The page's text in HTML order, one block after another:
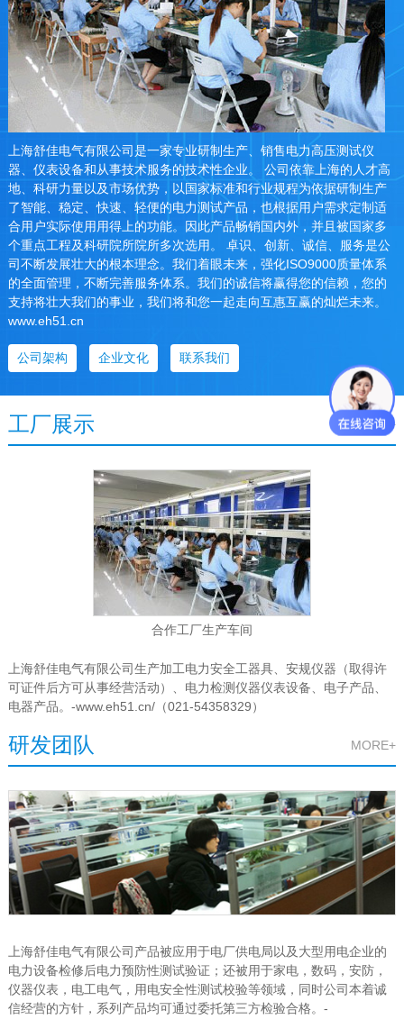
上海舒佳电气有限公司是一家专业研制生产、销售电力高压测试仪
器、仪表设备和从事技术服务的技术性企业。 公司依靠上海的人才高
地、科研力量以及市场优势，以国家标准和行业规程为依据研制生产
了智能、稳定、快速、轻便的电力测试产品，也根据用户需求定制适
合用户实际使用用得上的功能。因此产品畅销国内外，并且被国家多
个重点工程及科研院所院所多次选用。 卓识、创新、诚信、服务是公
司不断发展壮大的根本理念。我们着眼未来，强化ISO9000质量体系
的全面管理，不断完善服务体系。我们的诚信将赢得您的信赖，您的
支持将壮大我们的事业，我们将和您一起走向互惠互赢的灿烂未来。
www.eh51.cn
公司架构 企业文化 联系我们
MORE+
工厂展示
上海舒佳电气有限公司生产加工电力安全工器具、安规仪器（取得许
可证件后方可从事经营活动）、电力检测仪器仪表设备、电子产品、
电器产品。-www.eh51.cn/（021-54358329）
MORE+
研发团队
上海舒佳电气有限公司产品被应用于电厂供电局以及大型用电企业的
电力设备检修后电力预防性测试验证；还被用于家电，数码，安防，
仪器仪表，电工电气，用电安全性测试校验等领域，同时公司本着诚
信经营的方针，系列产品均可通过委托第三方检验合格。-